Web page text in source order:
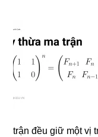
trận đều giữ một vị